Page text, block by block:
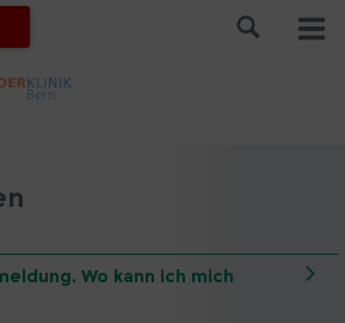
Wo kann ich mich